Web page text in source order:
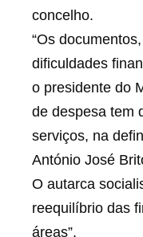
concelho.
“Os
dificuldades
o presidente do
de despesa tem
serviços, na
António José
O autarca
reequilíbrio das
áreas”.